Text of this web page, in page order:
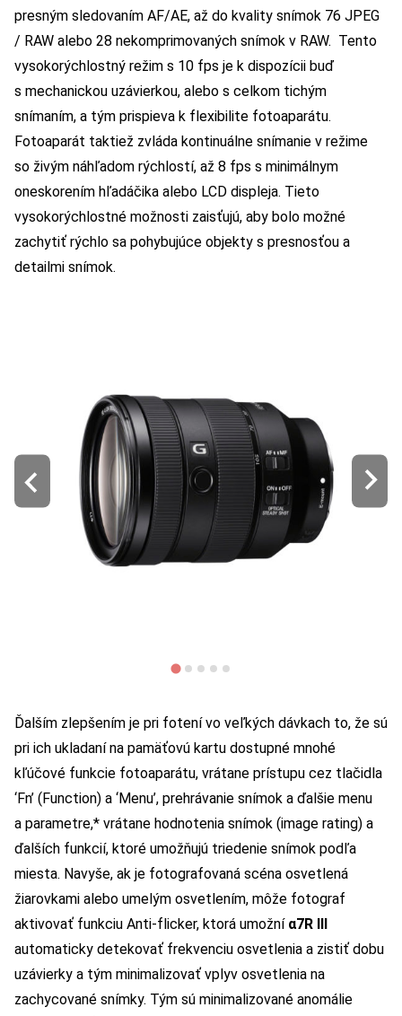
presným sledovaním AF/AE, až do kvality snímok 76 JPEG
/ RAW alebo 28 nekomprimovaných snímok v RAW. Tento
vysokorýchlostný režim s 10 fps je k dispozícii buď
s mechanickou uzávierkou, alebo s celkom tichým
snímaním, a tým prispieva k flexibilite fotoaparátu.
Fotoaparát taktiež zvláda kontinuálne snímanie v režime
so živým náhľadom rýchlostí, až 8 fps s minimálnym
oneskorením hľadáčika alebo LCD displeja. Tieto
vysokorýchlostné možnosti zaisťujú, aby bolo možné
zachytiť rýchlo sa pohybujúce objekty s presnosťou a
detailmi snímok.
Ďalším zlepšením je pri fotení vo veľkých dávkach to, že sú
pri ich ukladaní na pamäťovú kartu dostupné mnohé
kľúčové funkcie fotoaparátu, vrátane prístupu cez tlačidla
‘Fn’ (Function) a ‘Menu’, prehrávanie snímok a ďalšie menu
a parametre,* vrátane hodnotenia snímok (image rating) a
ďalších funkcií, ktoré umožňujú triedenie snímok podľa
miesta. Navyše, ak je fotografovaná scéna osvetlená
žiarovkami alebo umelým osvetlením, môže fotograf
aktivovať funkciu Anti-flicker, ktorá umožní α7R III
automaticky detekovať frekvenciu osvetlenia a zistiť dobu
uzávierky a tým minimalizovať vplyv osvetlenia na
zachycované snímky. Tým sú minimalizované anomálie